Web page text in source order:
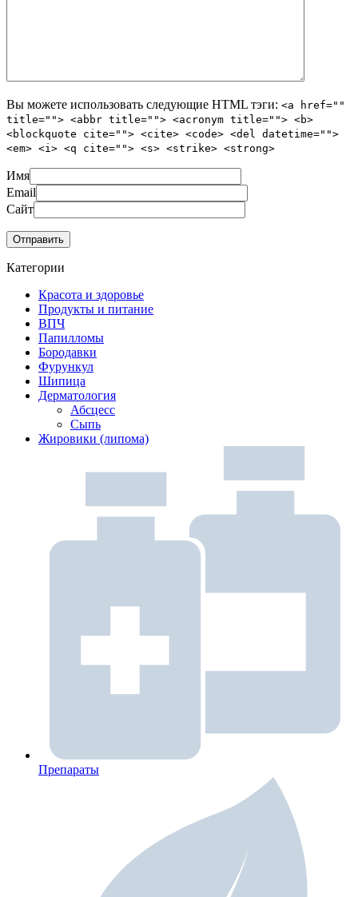
Вы можете использовать следующие HTML тэги: <a href=""
title=""> <abbr title=""> <acronym title=""> <b>
<blockquote cite=""> <cite> <code> <del datetime="">
<em> <i> <q cite=""> <s> <strike> <strong>
Имя
Email
Сайт
Категории
Красота и здоровье
Продукты и питание
ВПЧ
Папилломы
Бородавки
Фурункул
Шипица
Дерматология
Абсцесс
Сыпь
Жировики (липома)
Препараты